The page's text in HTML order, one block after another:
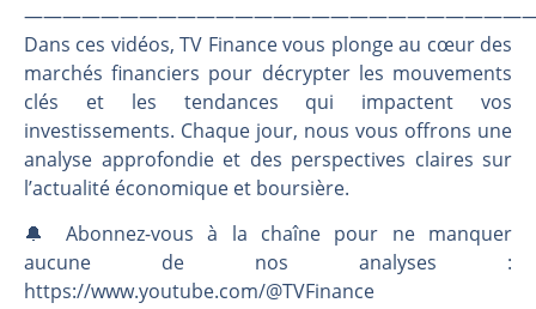
Dans ces vidéos, TV Finance vous plonge au cœur des
marchés financiers pour décrypter les mouvements
clés et les tendances qui impactent vos
investissements. Chaque jour, nous vous offrons une
analyse approfondie et des perspectives claires sur
l’actualité économique et boursière.
🔔 Abonnez-vous à la chaîne pour ne manquer
aucune de nos analyses :
https://www.youtube.com/@TVFinance